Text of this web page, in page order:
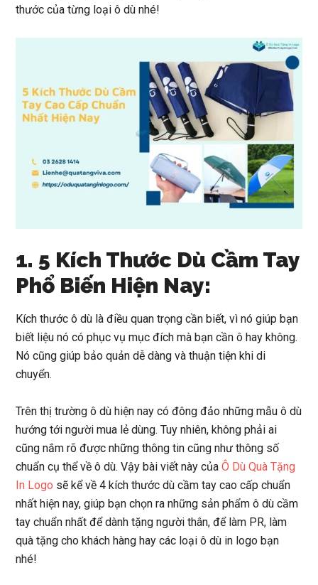
thước của từng loại ô dù nhé!
1. 5 Kích Thước Dù Cầm Tay
Phổ Biến Hiện Nay:
Kích thước ô dù là điều quan trọng cần biết, vì nó giúp bạn
biết liệu nó có phục vụ mục đích mà bạn cần ô hay không.
Nó cũng giúp bảo quản dễ dàng và thuận tiện khi di
chuyển.
Trên thị trường ô dù hiện nay có đông đảo những mẫu ô dù
hướng tới người mua lẻ dùng. Tuy nhiên, không phải ai
cũng nắm rõ được những thông tin cũng như thông số
chuẩn cụ thể về ô dù. Vậy bài viết này củaÔ Dù Quà Tặng
In Logo sẽ kể về 4 kích thước dù cầm tay cao cấp chuẩn
nhất hiện nay, giúp bạn chọn ra những sản phẩm ô dù cầm
tay chuẩn nhất để dành tặng người thân, để làm PR, làm
quà tặng cho khách hàng hay các loại ô dù in logo bạn
nhé!